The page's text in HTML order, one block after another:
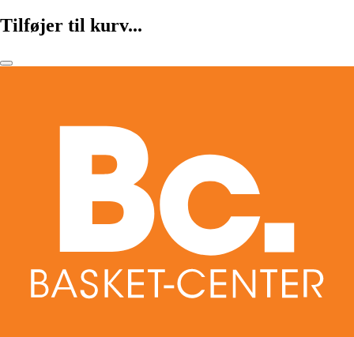
Tilføjer til kurv...